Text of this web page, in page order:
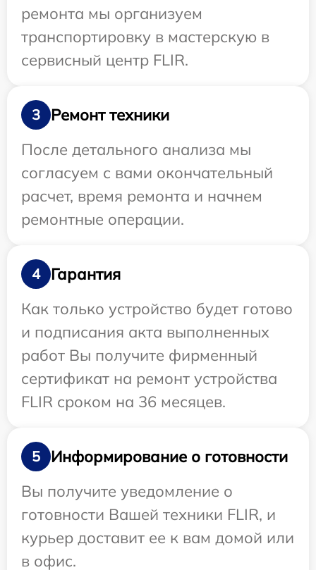
ремонта мы организуем
транспортировку в мастерскую в
сервисный центр FLIR.
3
Ремонт техники
После детального анализа мы
согласуем с вами окончательный
расчет, время ремонта и начнем
ремонтные операции.
4
Гарантия
Как только устройство будет готово
и подписания акта выполненных
работ Вы получите фирменный
сертификат на ремонт устройства
FLIR сроком на 36 месяцев.
5
Информирование о готовности
Вы получите уведомление о
готовности Вашей техники FLIR, и
курьер доставит ее к вам домой или
в офис.